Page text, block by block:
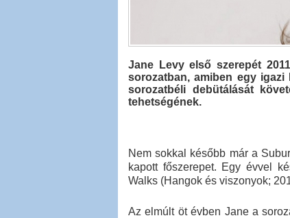
Jane Levy első szerepét
sorozatban, amiben egy
sorozatbéli debütálását
tehetségének.
Nem sokkal később már a
kapott főszerepet. Egy évvel
Walks (Hangok és viszonyok;
Az elmúlt öt évben Jane a